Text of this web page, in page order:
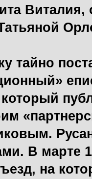
тайно
В марте
на